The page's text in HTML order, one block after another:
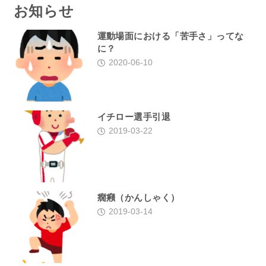
お知らせ
運動場面における「苦手さ」ってな
に？
2020-06-10
イチロー選手引退
2019-03-22
癇癪（かんしゃく）
2019-03-14